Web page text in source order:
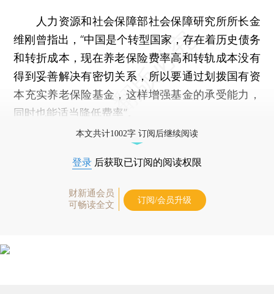
人力资源和社会保障部社会保障研究所所长金
维刚曾指出，“中国是个转型国家，存在着历史债务
和转折成本，现在养老保险费率高和转轨成本没有
得到妥善解决有密切关系，所以要通过划拨国有资
本充实养老保险基金，这样增强基金的承受能力，
同时也能适当降低费率”。
本文共计1002字 订阅后继续阅读
登录 后获取已订阅的阅读权限
财新通会员
可畅读全文
订阅/会员升级